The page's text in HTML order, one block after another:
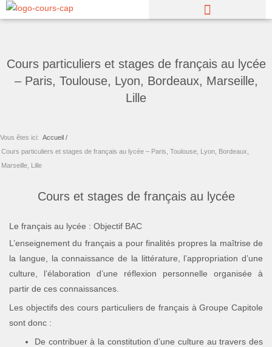
Aller
au
Cours particuliers et stages de français au lycée
– Paris, Toulouse, Lyon, Bordeaux, Marseille,
Lille
Vous êtes ici: Accueil /
Cours particuliers et stages de français au lycée – Paris, Toulouse, Lyon, Bordeaux,
Marseille, Lille
Cours et stages de français au lycée
Le français au lycée : Objectif BAC
L’enseignement du français a pour finalités propres la maîtrise de
la langue, la connaissance de la littérature, l’appropriation d’une
culture, l’élaboration d’une réflexion personnelle organisée à
partir de ces connaissances.
Les objectifs des cours particuliers de français à Groupe Capitole
sont donc :
De contribuer à la constitution d’une culture au travers des